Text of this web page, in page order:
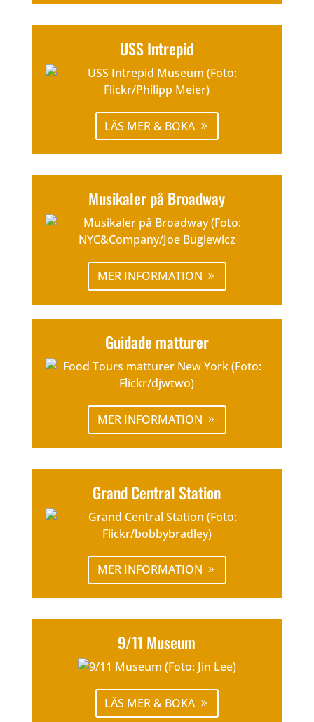
USS Intrepid
LÄS MER & BOKA
Musikaler på Broadway
MER INFORMATION
Guidade matturer
MER INFORMATION
Grand Central Station
MER INFORMATION
9/11 Museum
LÄS MER & BOKA